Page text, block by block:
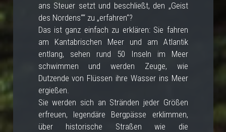
ans Steuer setzt und beschließt, den „Geist
des Nordens““ zu „erfahren“?
Das ist ganz einfach zu erklären: Sie fahren
am Kantabrischen Meer und am Atlantik
entlang, sehen rund 50 Inseln im Meer
schwimmen und werden Zeuge, wie
Dutzende von Flüssen ihre Wasser ins Meer
ergießen.
Sie werden sich an Stränden jeder Größen
erfreuen, legendäre Bergpässe erklimmen,
über historische Straßen wie die